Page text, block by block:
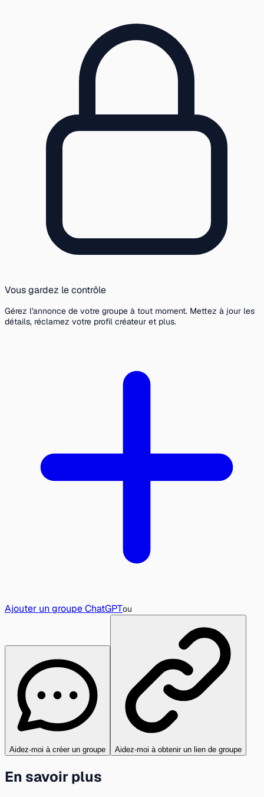
Vous gardez le contrôle
Gérez l'annonce de votre groupe à tout moment. Mettez à jour les
détails, réclamez votre profil créateur et plus.
Ajouter un groupe ChatGPTou
Aidez-moi à créer un groupe Aidez-moi à obtenir un lien de groupe
En savoir plus